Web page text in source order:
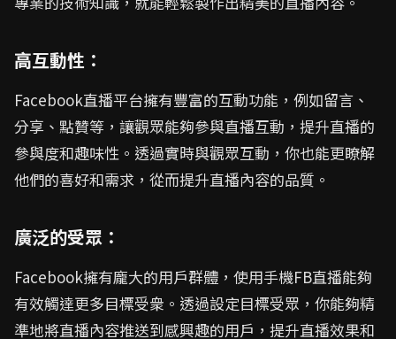
高互動性：
Facebook直播平台擁有豐富的互動功能，例如留言、
分享、點贊等，讓觀眾能夠參與直播互動，提升直播的
參與度和趣味性。透過實時與觀眾互動，你也能更瞭解
他們的喜好和需求，從而提升直播內容的品質。
廣泛的受眾：
Facebook擁有龐大的用戶群體，使用手機FB直播能夠
有效觸達更多目標受衆。透過設定目標受眾，你能夠精
準地將直播內容推送到感興趣的用戶，提升直播效果和